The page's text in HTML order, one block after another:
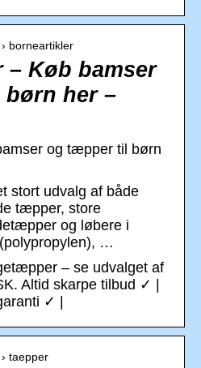
borneartikler
Køb bamser
her –
og tæpper til børn
stort udvalg af både
tæpper, store
og løbere i
…
– se udvalget af
Altid skarpe tilbud ✓ |
✓ |
taepper